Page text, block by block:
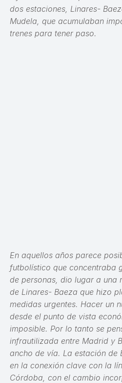
dos estaciones, Linares-
Mudela, que acumulaban
trenes para tener paso.
En aquellos años parece
futbolístico que concentraba
de personas, dio lugar a una
de Linares- Baeza que hizo
medidas urgentes. Hacer un
desde el punto de vista
imposible. Por lo tanto se
infrautilizada entre Madrid y
ancho de vía. La estación de
en la conexión clave con la
Córdoba, con el cambio